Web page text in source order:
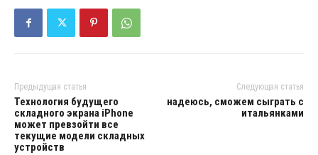
Предыдущая статья
Технология будущего
складного экрана iPhone
может превзойти все
текущие модели складных
устройств
Следующая статья
надеюсь, сможем сыграть с
итальянками